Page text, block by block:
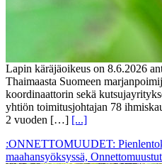
Lapin käräjäoikeus on 8.6.2026
Thaimaasta Suomeen
koordinaattorin sekä
yhtiön toimitusjohtajan 78
2 vuoden […] [...]
:ONNETTOMUUDET:
maahansyöksyssä,